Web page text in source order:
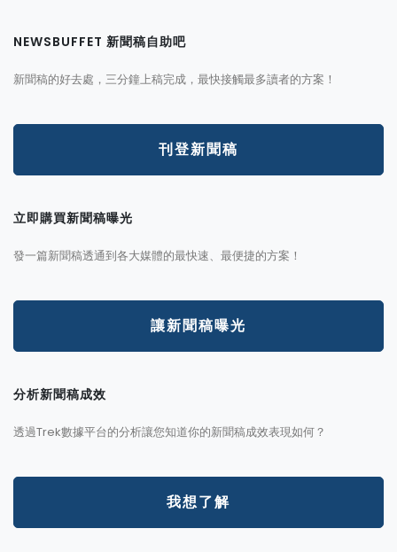
NEWSBUFFET 新聞稿自助吧
新聞稿的好去處，三分鐘上稿完成，最快接觸最多讀者的方案！
刊登新聞稿
立即購買新聞稿曝光
發一篇新聞稿透通到各大媒體的最快速、最便捷的方案！
讓新聞稿曝光
分析新聞稿成效
透過Trek數據平台的分析讓您知道你的新聞稿成效表現如何？
我想了解